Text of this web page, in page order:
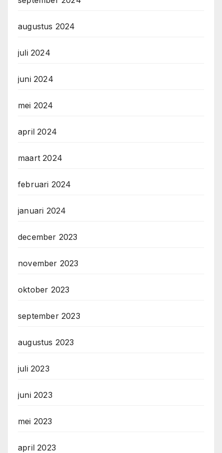
augustus 2024
juli 2024
juni 2024
mei 2024
april 2024
maart 2024
februari 2024
januari 2024
december 2023
november 2023
oktober 2023
september 2023
augustus 2023
juli 2023
juni 2023
mei 2023
april 2023